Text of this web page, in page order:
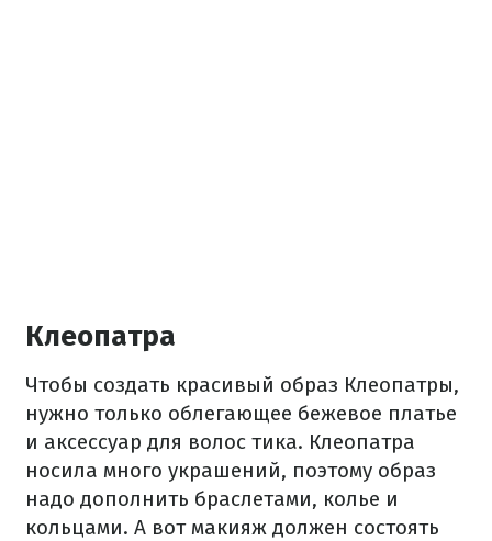
Клеопатра
Чтобы создать красивый образ Клеопатры,
нужно только облегающее бежевое платье
и аксессуар для волос тика. Клеопатра
носила много украшений, поэтому образ
надо дополнить браслетами, колье и
кольцами. А вот макияж должен состоять